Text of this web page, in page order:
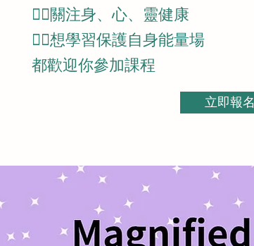
👉🏼關注身、心、靈健康
👉🏼想學習保護自身能量場
都歡迎你參加課程
立即報名